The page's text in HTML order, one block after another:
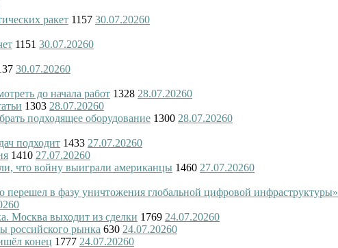
ракет 1157 30.07.20260
1151 30.07.20260
30.07.20260
до начала работ 1328 28.07.20260
1303 28.07.20260
подходящее оборудование 1300 28.07.20260
подходит 1433 27.07.20260
1410 27.07.20260
что войну выиграли американцы 1460 27.07.20260
в фазу уничтожения глобальной цифровой инфраструктуры»
0
Москва выходит из сделки 1769 24.07.20260
российского рынка 630 24.07.20260
конец 1777 24.07.20260